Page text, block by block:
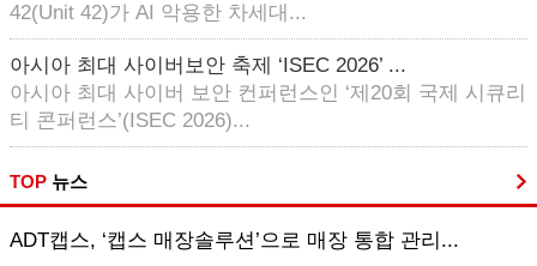
42(Unit 42)가 AI 악용한 차세대...
아시아 최대 사이버보안 축제 ‘ISEC 2026’ ...
아시아 최대 사이버 보안 컨퍼런스인 ‘제20회 국제 시큐리
티 콘퍼런스’(ISEC 2026)...
TOP 뉴스
ADT캡스, ‘캡스 매장솔루션’으로 매장 통합 관리...